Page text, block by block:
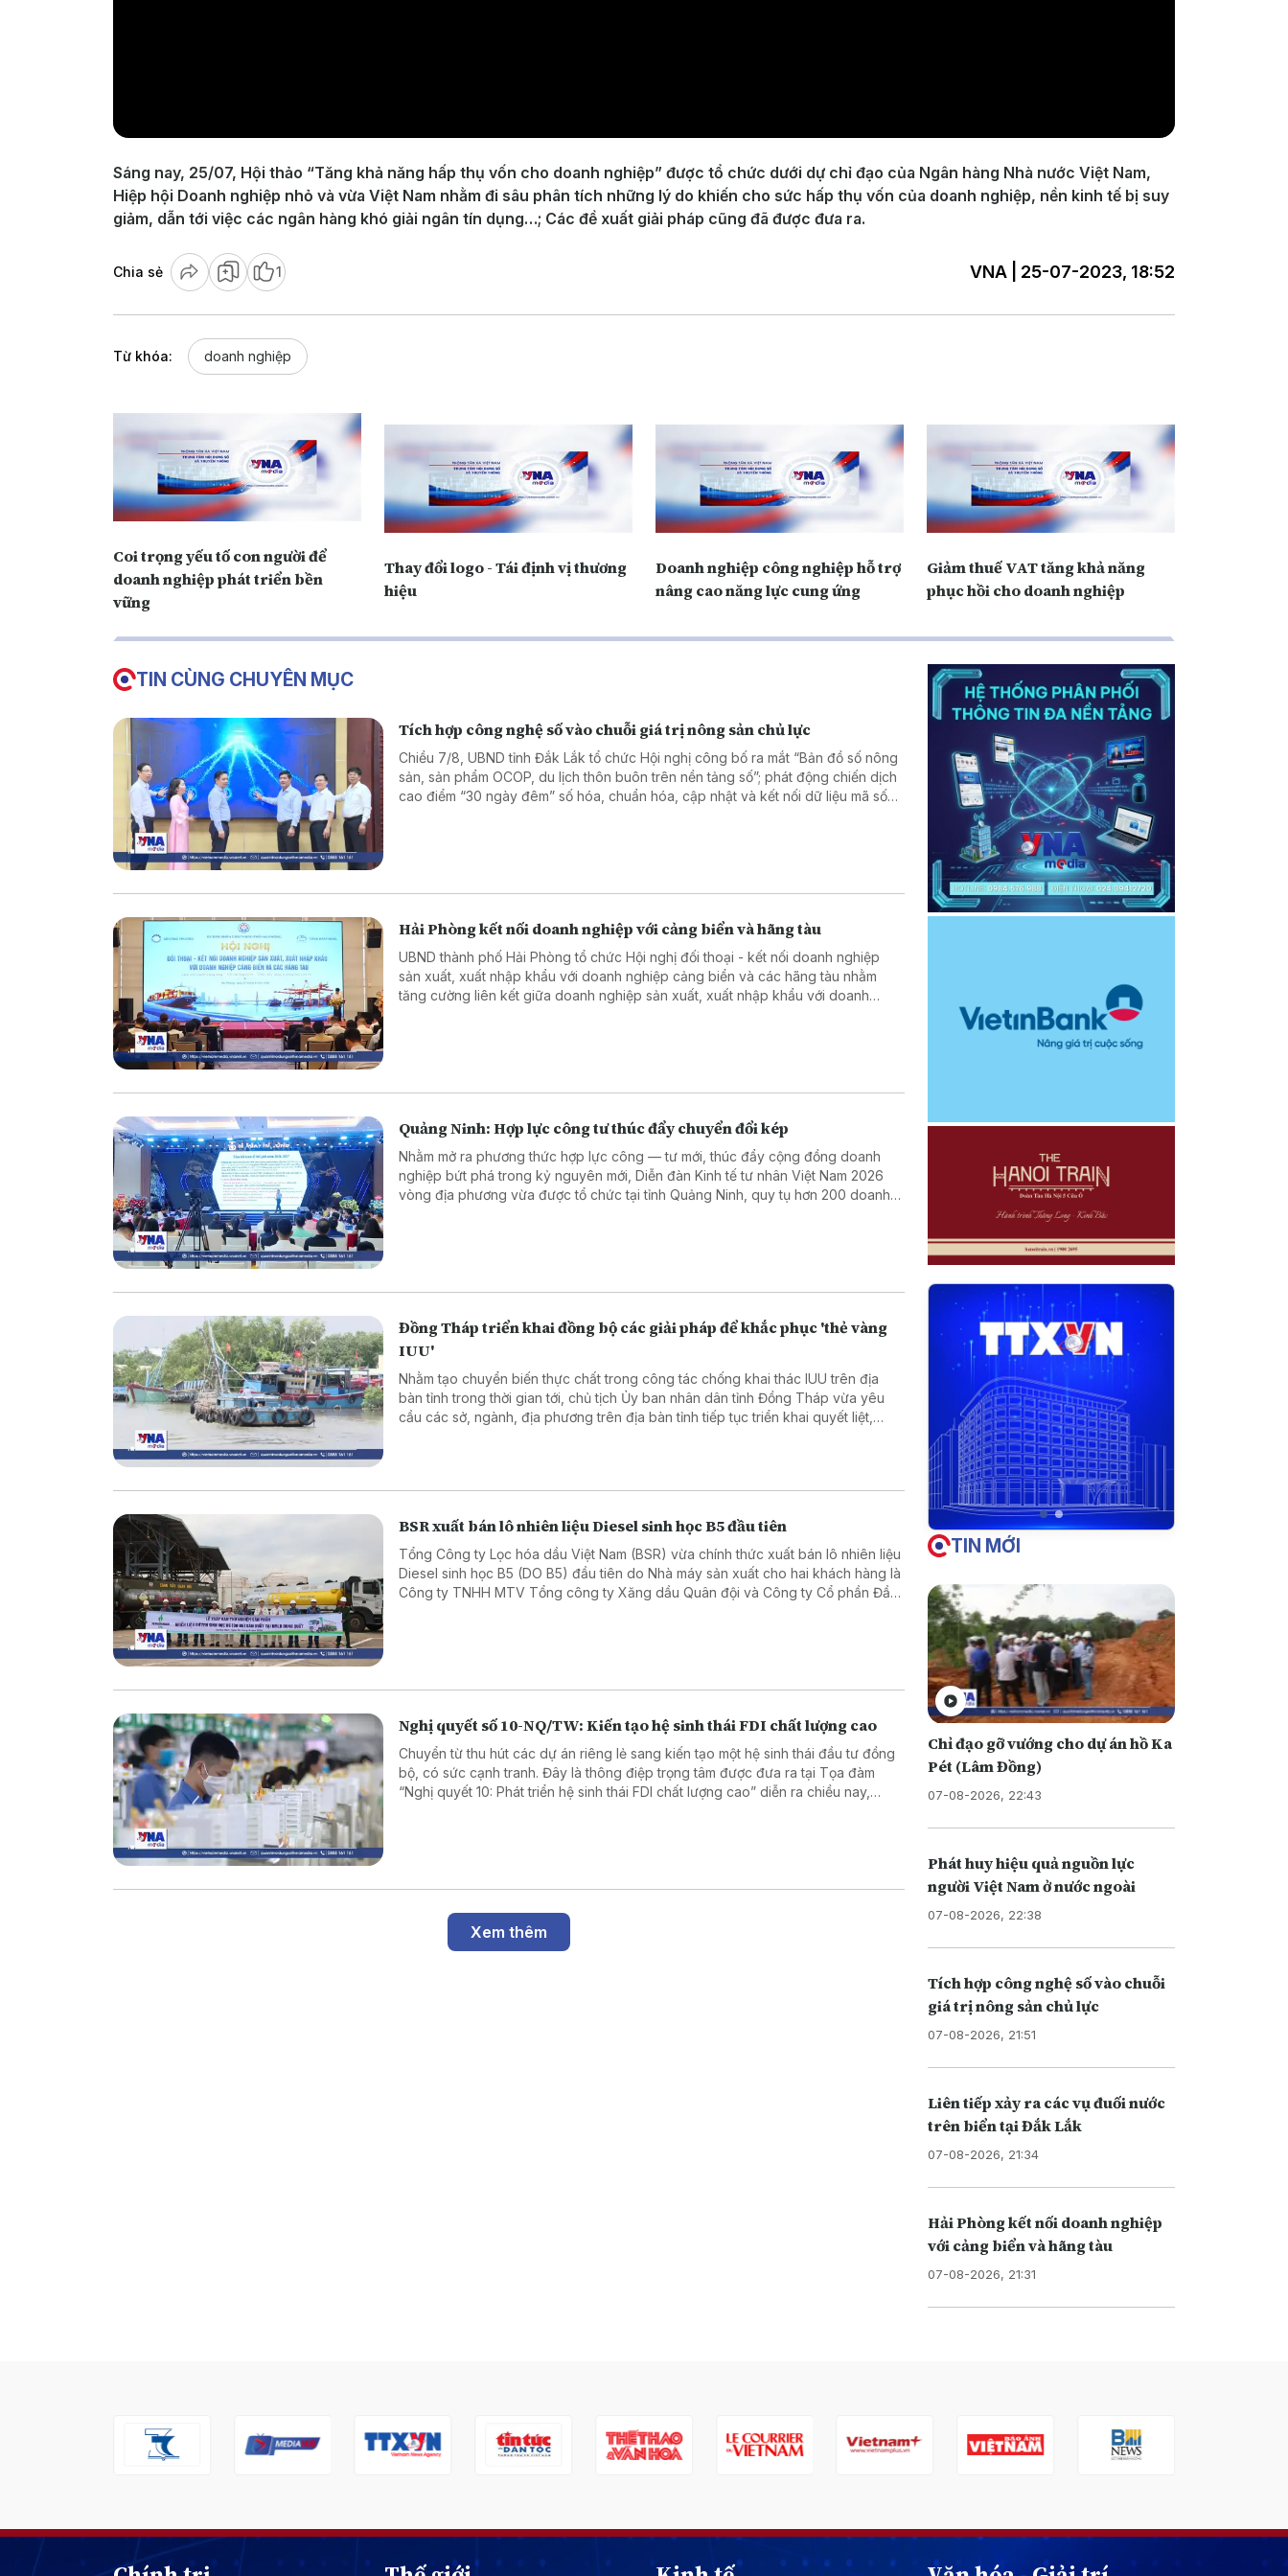
Sáng nay, 25/07, Hội thảo “Tăng khả năng hấp thụ vốn cho doanh nghiệp” được tổ chức dưới dự chỉ đạo của Ngân hàng Nhà nước Việt Nam,
Hiệp hội Doanh nghiệp nhỏ và vừa Việt Nam nhằm đi sâu phân tích những lý do khiến cho sức hấp thụ vốn của doanh nghiệp, nền kinh tế bị suy
giảm, dẫn tới việc các ngân hàng khó giải ngân tín dụng…; Các đề xuất giải pháp cũng đã được đưa ra.
Chia sẻ 1 VNA | 25-07-2023, 18:52
Từ khóa: doanh nghiệp
Coi trọng yếu tố con người để
doanh nghiệp phát triển bền
vững
Thay đổi logo - Tái định vị thương
hiệu
Doanh nghiệp công nghiệp hỗ trợ
nâng cao năng lực cung ứng
Giảm thuế VAT tăng khả năng
phục hồi cho doanh nghiệp
TIN CÙNG CHUYÊN MỤC
Tích hợp công nghệ số vào chuỗi giá trị nông sản chủ lực
Chiều 7/8, UBND tỉnh Đắk Lắk tổ chức Hội nghị công bố ra mắt “Bản đồ số nông
sản, sản phẩm OCOP, du lịch thôn buôn trên nền tảng số”; phát động chiến dịch
cao điểm “30 ngày đêm” số hóa, chuẩn hóa, cập nhật và kết nối dữ liệu mã số
Hải Phòng kết nối doanh nghiệp với cảng biển và hãng tàu
UBND thành phố Hải Phòng tổ chức Hội nghị đối thoại - kết nối doanh nghiệp
sản xuất, xuất nhập khẩu với doanh nghiệp cảng biển và các hãng tàu nhằm
tăng cường liên kết giữa doanh nghiệp sản xuất, xuất nhập khẩu với doanh
Quảng Ninh: Hợp lực công tư thúc đẩy chuyển đổi kép
Nhằm mở ra phương thức hợp lực công — tư mới, thúc đẩy cộng đồng doanh
nghiệp bứt phá trong kỷ nguyên mới, Diễn đàn Kinh tế tư nhân Việt Nam 2026
vòng địa phương vừa được tổ chức tại tỉnh Quảng Ninh, quy tụ hơn 200 doanh
Đồng Tháp triển khai đồng bộ các giải pháp để khắc phục 'thẻ vàng
IUU'
Nhằm tạo chuyển biến thực chất trong công tác chống khai thác IUU trên địa
bàn tỉnh trong thời gian tới, chủ tịch Ủy ban nhân dân tỉnh Đồng Tháp vừa yêu
cầu các sở, ngành, địa phương trên địa bàn tỉnh tiếp tục triển khai quyết liệt,
BSR xuất bán lô nhiên liệu Diesel sinh học B5 đầu tiên
Tổng Công ty Lọc hóa dầu Việt Nam (BSR) vừa chính thức xuất bán lô nhiên liệu
Diesel sinh học B5 (DO B5) đầu tiên do Nhà máy sản xuất cho hai khách hàng là
Công ty TNHH MTV Tổng công ty Xăng dầu Quân đội và Công ty Cổ phần Đầu
Nghị quyết số 10-NQ/TW: Kiến tạo hệ sinh thái FDI chất lượng cao
Chuyển từ thu hút các dự án riêng lẻ sang kiến tạo một hệ sinh thái đầu tư đồng
bộ, có sức cạnh tranh. Đây là thông điệp trọng tâm được đưa ra tại Tọa đàm
“Nghị quyết 10: Phát triển hệ sinh thái FDI chất lượng cao” diễn ra chiều nay,
Xem thêm
TIN MỚI
Chỉ đạo gỡ vướng cho dự án hồ Ka
Pét (Lâm Đồng)
07-08-2026, 22:43
Phát huy hiệu quả nguồn lực
người Việt Nam ở nước ngoài
07-08-2026, 22:38
Tích hợp công nghệ số vào chuỗi
giá trị nông sản chủ lực
07-08-2026, 21:51
Liên tiếp xảy ra các vụ đuối nước
trên biển tại Đắk Lắk
07-08-2026, 21:34
Hải Phòng kết nối doanh nghiệp
với cảng biển và hãng tàu
07-08-2026, 21:31